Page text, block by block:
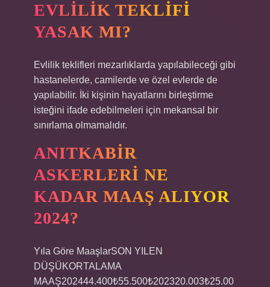
EVLILIK TEKLIFI
YASAK MI?
Evlilik teklifleri mezarlıklarda yapılabileceği gibi
hastanelerde, camilerde ve özel evlerde de
yapılabilir. İki kişinin hayatlarını birleştirme
isteğini ifade edebilmeleri için mekansal bir
sınırlama olmamalıdır.
ANITKABIR
ASKERLERI NE
KADAR MAAŞ ALIYOR
2024?
Yıla Göre MaaşlarSON YILEN
DÜŞÜKORTALAMA
MAAŞ202444.400₺55.500₺202320.003₺25.00